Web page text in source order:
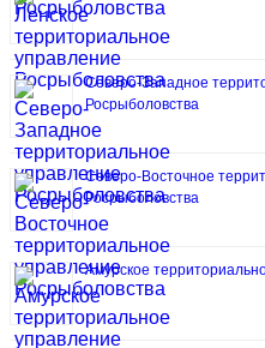
Северо-Западное
Росрыболовства
Северо-Восточное
Росрыболовства
Амурское